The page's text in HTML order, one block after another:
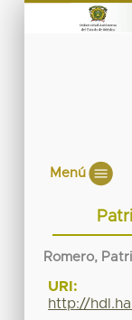
Menú
Romero,
URI:
http://